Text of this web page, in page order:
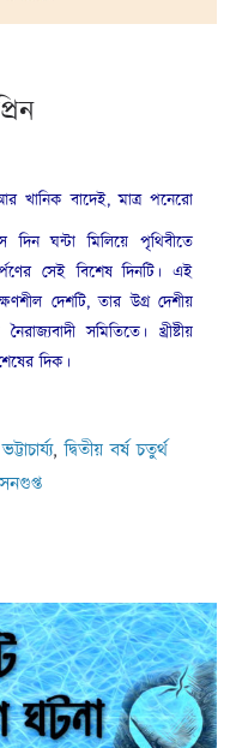
খানিক বাদেই, মাত্র পনেরো
ঘন্টা মিলিয়ে পৃথিবীতে
সেই বিশেষ দিনটি। এই
দেশটি, তার উগ্র দেশীয়
সমিতিতে। খ্রীষ্টীয়
দিক।
,দ্বিতীয় বর্ষ চতুর্থ